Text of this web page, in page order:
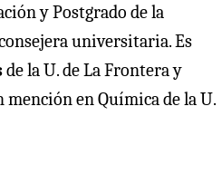
y Postgrado de la
universitaria. Es
de la U. de La Frontera y
en Química de la U.